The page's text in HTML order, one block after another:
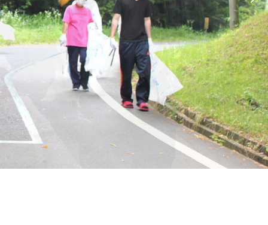
な人を育むまちづくり